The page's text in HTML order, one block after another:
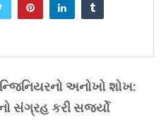
અનોખો શોખ:
સંગ્રહ કરી સર્જ્યો